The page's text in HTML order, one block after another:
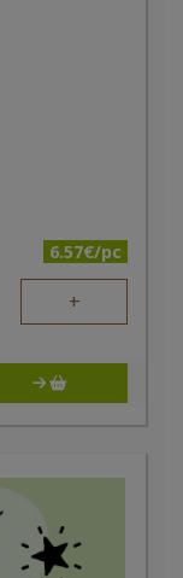
6.57€/pc
+